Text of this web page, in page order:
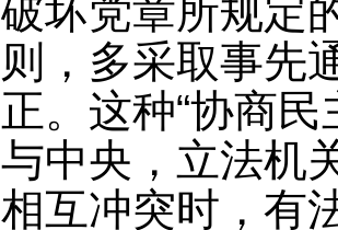
破坏党章所规定
则，多采取事先
正。这种“协商
与中央，立法机
相互冲突时，有